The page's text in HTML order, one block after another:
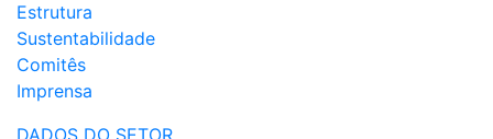
Estrutura
Sustentabilidade
Comitês
Imprensa
DADOS DO SETOR